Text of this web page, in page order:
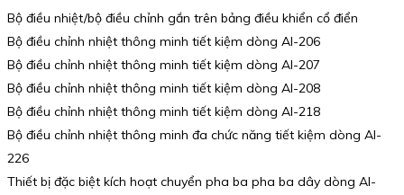
Bộ điều nhiệt/bộ điều chỉnh gắn trên bảng điều khiển cổ điển
Bộ điều chỉnh nhiệt thông minh tiết kiệm dòng AI-206
Bộ điều chỉnh nhiệt thông minh tiết kiệm dòng AI-207
Bộ điều chỉnh nhiệt thông minh tiết kiệm dòng AI-208
Bộ điều chỉnh nhiệt thông minh tiết kiệm dòng AI-218
Bộ điều chỉnh nhiệt thông minh đa chức năng tiết kiệm dòng AI-
226
Thiết bị đặc biệt kích hoạt chuyển pha ba pha ba dây dòng AI-